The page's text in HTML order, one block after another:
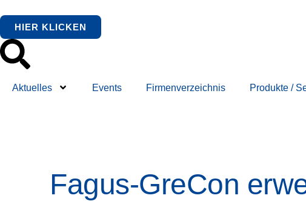
HIER KLICKEN
Aktuelles Events Firmenverzeichnis Produkte /
Fagus-GreCon